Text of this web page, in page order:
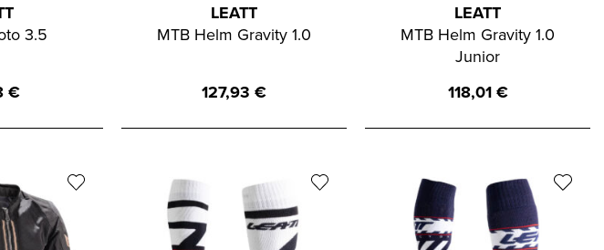
3.5
€
LEATT
MTB Helm Gravity 1.0
127,93€
LEATT
MTB Helm Gravity 1.0
Junior
118,01€